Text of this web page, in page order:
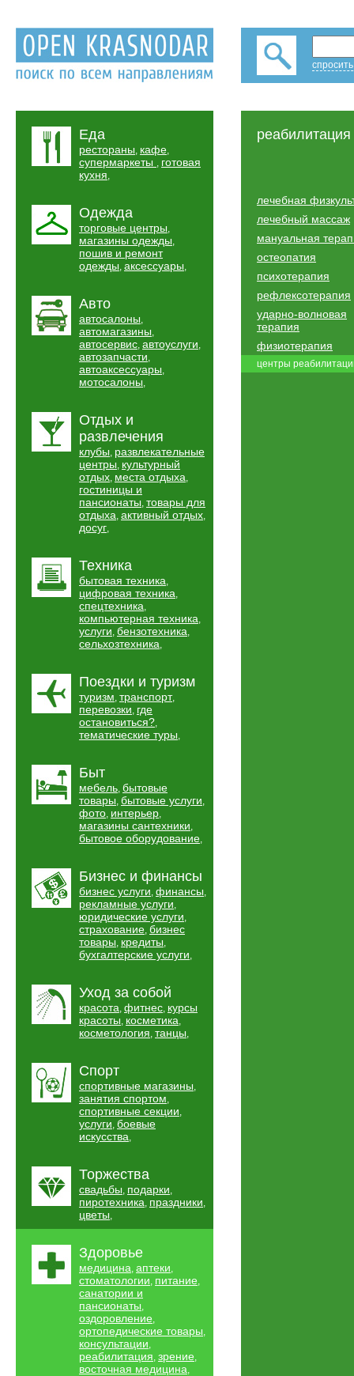
Еда
рестораны, кафе,
супермаркеты , готовая
кухня,
Одежда
торговые центры,
магазины одежды,
пошив и ремонт
одежды, аксессуары,
Авто
автосалоны,
автомагазины,
автосервис, автоуслуги,
автозапчасти,
автоаксессуары,
мотосалоны,
Отдых и
развлечения
клубы, развлекательные
центры, культурный
отдых, места отдыха,
гостиницы и
пансионаты, товары для
отдыха, активный отдых,
досуг,
Техника
бытовая техника,
цифровая техника,
спецтехника,
компьютерная техника,
услуги, бензотехника,
сельхозтехника,
Поездки и туризм
туризм, транспорт,
перевозки, где
остановиться?,
тематические туры,
Быт
мебель, бытовые
товары, бытовые услуги,
фото, интерьер,
магазины сантехники,
бытовое оборудование,
Бизнес и финансы
бизнес услуги, финансы,
рекламные услуги,
юридические услуги,
страхование, бизнес
товары, кредиты,
бухгалтерские услуги,
Уход за собой
красота, фитнес, курсы
красоты, косметика,
косметология, танцы,
Спорт
спортивные магазины,
занятия спортом,
спортивные секции,
услуги, боевые
искусства,
Торжества
свадьбы, подарки,
пиротехника, праздники,
цветы,
Здоровье
медицина, аптеки,
стоматологии, питание,
санатории и
пансионаты,
оздоровление,
ортопедические товары,
консультации,
реабилитация, зрение,
восточная медицина,
реабилитация
лечебная
лечебный массаж
мануальная
остеопатия
психотерапия
рефлексотерапия
ударно-волновая
терапия
физиотерапия
центры